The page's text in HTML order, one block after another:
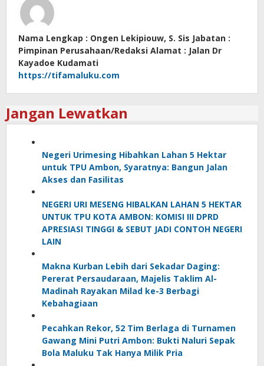
Nama Lengkap : Ongen Lekipiouw, S. Sis Jabatan :
Pimpinan Perusahaan/Redaksi Alamat : Jalan Dr
Kayadoe Kudamati
https://tifamaluku.com
Jangan Lewatkan
Negeri Urimesing Hibahkan Lahan 5 Hektar
untuk TPU Ambon, Syaratnya: Bangun Jalan
Akses dan Fasilitas
NEGERI URI MESENG HIBALKAN LAHAN 5 HEKTAR
UNTUK TPU KOTA AMBON: KOMISI III DPRD
APRESIASI TINGGI & SEBUT JADI CONTOH NEGERI
LAIN
Makna Kurban Lebih dari Sekadar Daging:
Pererat Persaudaraan, Majelis Taklim Al-
Madinah Rayakan Milad ke-3 Berbagi
Kebahagiaan
Pecahkan Rekor, 52 Tim Berlaga di Turnamen
Gawang Mini Putri Ambon: Bukti Naluri Sepak
Bola Maluku Tak Hanya Milik Pria